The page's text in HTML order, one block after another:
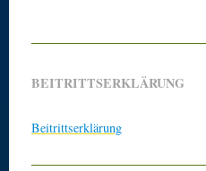
BEITRITTSERKLÄRUNG
Beitrittserklärung